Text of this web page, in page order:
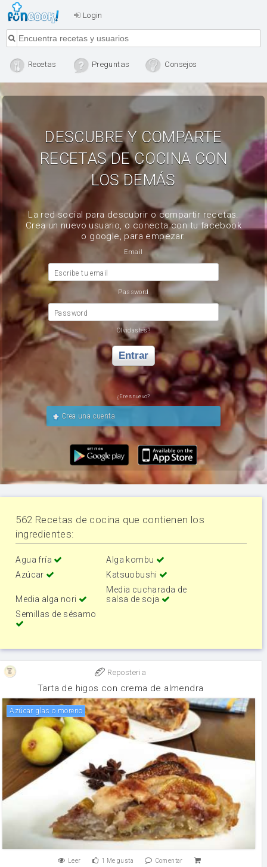
Login
Recetas Preguntas Consejos
DESCUBRE Y COMPARTE
RECETAS DE COCINA CON
LOS DEMÁS
La red social para descubrir o compartir recetas.
Crea un nuevo usuario, o conecta con tu facebook
o google, para empezar.
Email
Escribe tu email
Password
Password
Olvidastes?
Entrar
¿Eres nuevo?
Crea una cuenta
562 Recetas de cocina que contienen los
ingredientes:
Agua fría
Alga kombu
Azúcar
Katsuobushi
Media alga nori
Media cucharada de
salsa de soja
Semillas de sésamo
Reposteria
Tarta de higos con crema de almendra
azúcar glas o moreno
Leer 1 Me gusta Comentar